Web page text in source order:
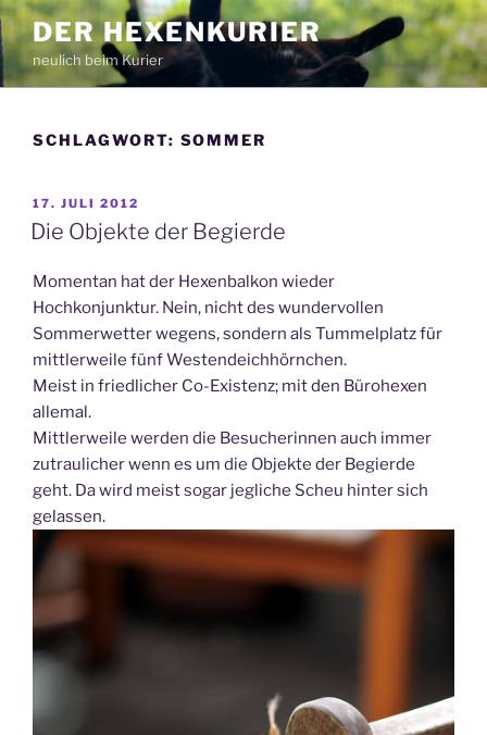
Zum
Inhalt
springen
DER HEXENKURIER
neulich beim Kurier
SCHLAGWORT: SOMMER
VERÖFFENTLICHT
AM
17. JULI 2012
Die Objekte der Begierde
Momentan hat der Hexenbalkon wieder
Hochkonjunktur. Nein, nicht des wundervollen
Sommerwetter wegens, sondern als Tummelplatz für
mittlerweile fünf Westendeichhörnchen.
Meist in friedlicher Co-Existenz; mit den Bürohexen
allemal.
Mittlerweile werden die Besucherinnen auch immer
zutraulicher wenn es um die Objekte der Begierde
geht. Da wird meist sogar jegliche Scheu hinter sich
gelassen.